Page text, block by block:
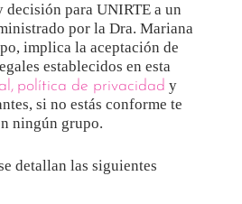
decisión para UNIRTE a un
por la Dra. Mariana
implica la aceptación de
establecidos en esta
política de privacidad y
si no estás conforme te
ningún grupo.
detallan las siguientes